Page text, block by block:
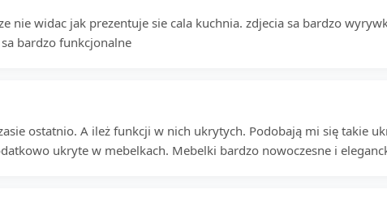
nie widac jak prezentuje sie cala kuchnia. zdjecia sa bardzo
bardzo funkcjonalne
ostatnio. A ileż funkcji w nich ukrytych. Podobają mi się takie
ukryte w mebelkach. Mebelki bardzo nowoczesne i